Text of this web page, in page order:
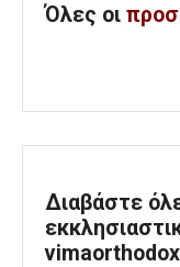
Όλες οι
Διαβάστε